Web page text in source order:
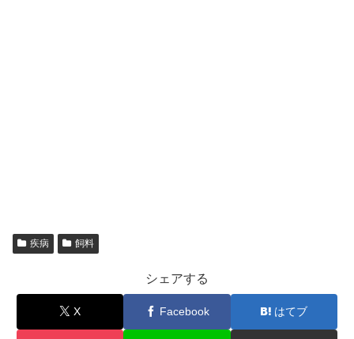
疾病 飼料
シェアする
X Facebook はてブ